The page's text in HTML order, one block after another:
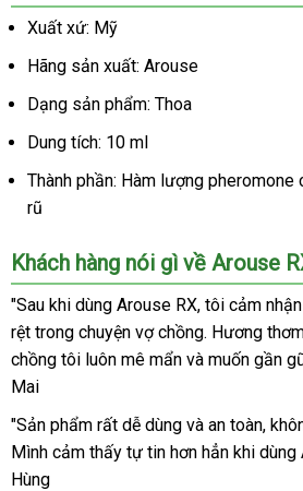
Xuất xứ: Mỹ
Hãng sản xuất: Arouse
Dạng sản phẩm: Thoa
Dung tích: 10 ml
Thành phần: Hàm lượng pheromone
rũ
Khách hàng nói gì về Arouse
"Sau khi dùng Arouse RX, tôi cảm
rệt trong chuyện vợ chồng. Hương
chồng tôi luôn mê mẩn và muốn gần
Mai
"Sản phẩm rất dễ dùng và an toàn,
Mình cảm thấy tự tin hơn hẳn khi dùng
Hùng